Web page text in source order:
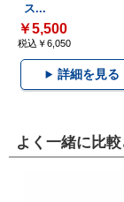
ス...
￥5,500
税込￥6,050
詳細を見る
よく一緒に比